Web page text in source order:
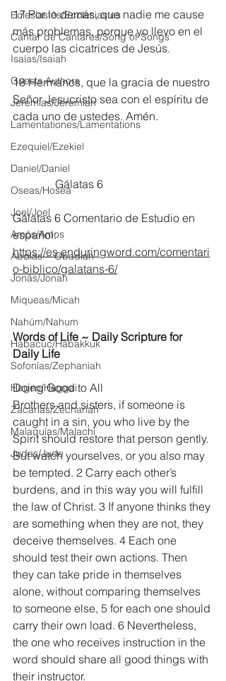
Eclesiastés/Ecclesiastes
Cantar de Cantares/Song of Songs
Isaías/Isaiah
Guests Authors
Jeremias/Jeremiah
Lamentationes/Lamentations
Ezequiel/Ezekiel
Daniel/Daniel
Oseas/Hosea
Joel/Joel
Amós/Amos
Abdías ~ Obadiah
Jonás/Jonah
Miqueas/Micah
Nahúm/Nahum
Habacuc/Habakkuk
Sofonías/Zephaniah
Hageo/Haggai
Zacarías/Zechariah
Malaquías/Malachi
Judas/Jude
17 Por lo demás, que nadie me cause
más problemas, porque yo llevo en el
cuerpo las cicatrices de Jesús.
18 Hermanos, que la gracia de nuestro
Señor Jesucristo sea con el espíritu de
cada uno de ustedes. Amén.
	     Gálatas 6
Gálatas 6 Comentario de Estudio en
español:
https://es.enduringword.com/comentari
o-biblico/galatans-6/
Words of Life ~ Daily Scripture for
Daily Life
Doing Good to All
Brothers and sisters, if someone is
caught in a sin, you who live by the
Spirit should restore that person gently.
But watch yourselves, or you also may
be tempted. 2 Carry each other’s
burdens, and in this way you will fulfill
the law of Christ. 3 If anyone thinks they
are something when they are not, they
deceive themselves. 4 Each one
should test their own actions. Then
they can take pride in themselves
alone, without comparing themselves
to someone else, 5 for each one should
carry their own load. 6 Nevertheless,
the one who receives instruction in the
word should share all good things with
their instructor.